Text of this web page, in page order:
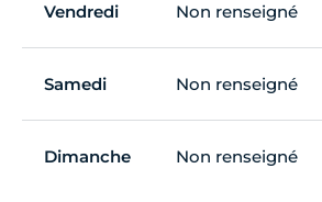
Vendredi Non renseigné
Samedi Non renseigné
Dimanche Non renseigné